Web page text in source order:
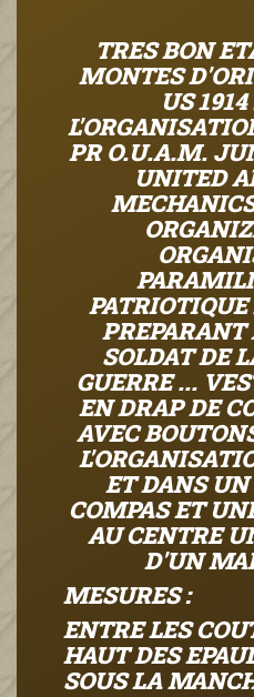
TRES BON
MONTES
US
PR O.U.A.M.
UNITED
PREPARANT
SOLDAT DE
GUERRE ...
EN DRAP DE
AVEC
ET DANS
COMPAS ET
AU CENTRE
D'UN
MESURES :
ENTRE LES
HAUT DES
SOUS LA